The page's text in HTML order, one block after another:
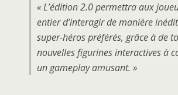
« L’édition 2.0 permettra aux
entier d’interagir de manière
super-héros préférés, grâce à de
nouvelles figurines interactives à
un gameplay amusant. »